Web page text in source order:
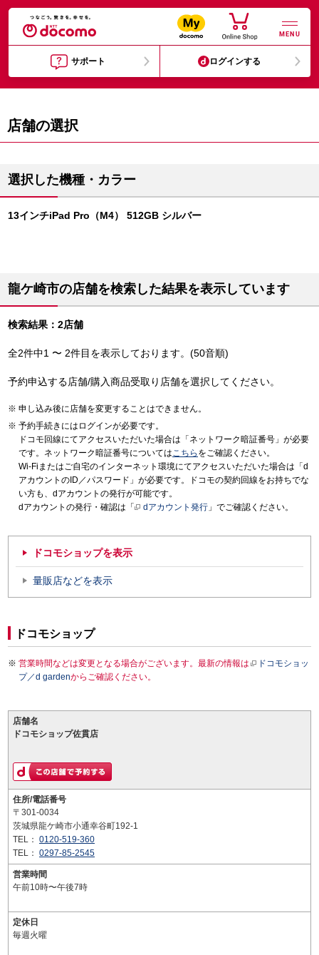
MENU
サポート ログインする
店舗の選択
選択した機種・カラー
13インチiPad Pro（M4） 512GB シルバー
龍ケ崎市の店舗を検索した結果を表示しています
検索結果：2店舗
全2件中1 〜 2件目を表示しております。(50音順)
予約申込する店舗/購入商品受取り店舗を選択してください。
申し込み後に店舗を変更することはできません。
予約手続きにはログインが必要です。
ドコモ回線にてアクセスいただいた場合は「ネットワーク暗証番号」が必要
です。ネットワーク暗証番号についてはこちら をご確認ください。
Wi-Fiまたはご自宅のインターネット環境にてアクセスいただいた場合は「d
アカウントのID／パスワード」が必要です。ドコモの契約回線をお持ちでな
い方も、dアカウントの発行が可能です。
dアカウントの発行・確認は「
dアカウント発行 」でご確認ください。
ドコモショップを表示
量販店などを表示
ドコモショップ
営業時間などは変更となる場合がございます。最新の情報は
ドコモショッ
プ／d gardenからご確認ください。
店舗名
ドコモショップ佐貫店
住所/電話番号
〒301-0034
茨城県龍ケ崎市小通幸谷町192-1
TEL： 0120-519-360
TEL： 0297-85-2545
営業時間
午前10時〜午後7時
定休日
毎週火曜